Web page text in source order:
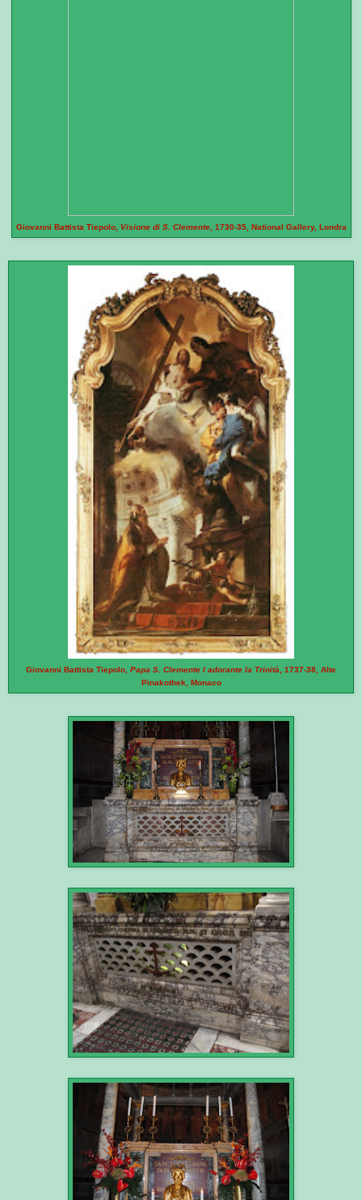
Giovanni Battista Tiepolo, Visione di S. Clemente, 1730-35, National Gallery, Londra
Giovanni Battista Tiepolo, Papa S. Clemente I adorante la Trinità , 1737-38, Alte
Pinakothek, Monaco